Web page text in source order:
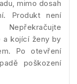
mimo dosah
Produkt není
a kojící ženy by
Po otevření
poškození